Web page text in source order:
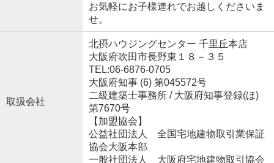
お気軽にお子様連れでお越しくださいま
せ。
取扱会社
北摂ハウジングセンター 千里丘本店
大阪府吹田市長野東１８－３５
TEL:06-6876-0705
大阪府知事 (6) 第045572号
二級建築士事務所 / 大阪府知事登録(ほ)
第7670号
【加盟協会】
公益社団法人 全国宅地建物取引業保証
協会大阪本部
一般社団法人 大阪府宅地建物取引協会